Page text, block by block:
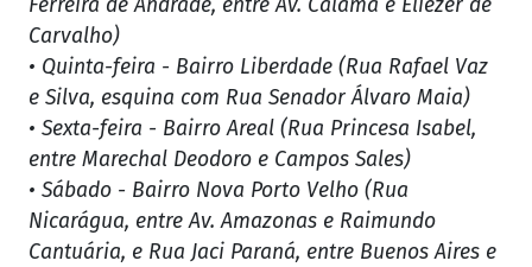
Ferreira de Andrade, entre Av. Calama e Eliezer de
Carvalho)
• Quinta-feira - Bairro Liberdade (Rua Rafael Vaz
e Silva, esquina com Rua Senador Álvaro Maia)
• Sexta-feira - Bairro Areal (Rua Princesa Isabel,
entre Marechal Deodoro e Campos Sales)
• Sábado - Bairro Nova Porto Velho (Rua
Nicarágua, entre Av. Amazonas e Raimundo
Cantuária, e Rua Jaci Paraná, entre Buenos Aires e